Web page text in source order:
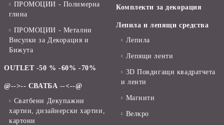
ПРОМОЦИИ - Полимерна
глина
ПРОМОЦИИ - Метални
Висулки за Декорация и
Бижута
OUTLET -50 % -60% -70%
@-->-- СВАТБА --<--@
Сватбени Декупажни
хартии, дизайнерски хартии,
картони
Комплекти за декорация
Лепила и лепящи средства
Лепила
Лепящи ленти
3D Повдигащи квадратчета
и ленти
Магнити
Велкро